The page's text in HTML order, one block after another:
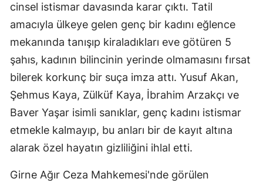
cinsel istismar davasında karar çıktı. Tatil
amacıyla ülkeye gelen genç bir kadını eğlence
mekanında tanışıp kiraladıkları eve götüren 5
şahıs, kadının bilincinin yerinde olmamasını fırsat
bilerek korkunç bir suça imza attı. Yusuf Akan,
Şehmus Kaya, Zülküf Kaya, İbrahim Arzakçı ve
Baver Yaşar isimli sanıklar, genç kadını istismar
etmekle kalmayıp, bu anları bir de kayıt altına
alarak özel hayatın gizliliğini ihlal etti.
Girne Ağır Ceza Mahkemesi'nde görülen